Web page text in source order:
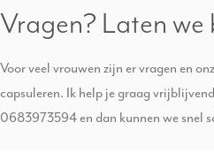
Vragen? Laten we
Voor veel vrouwen zijn er vragen en
capsuleren. Ik help je graag
0683973594 en dan kunnen we snel